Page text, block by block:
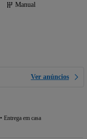
Manual
Ver anúncios
Entrega em casa